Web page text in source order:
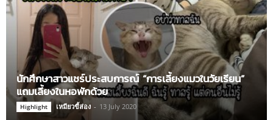
นักศึกษาสาวแชร์ประสบการณ์ “การเลี้ยงแมวในวัยเรียน”
แถมเลี้ยงในหอพักด้วย
Highlight เหมียวขี้ส่อง - 13 July 2020